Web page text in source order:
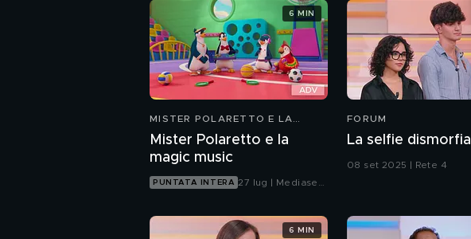
MISTER POLARETTO E LA
Mister Polaretto e la
magic music
PUNTATA INTERA 27 lug | Mediaset
6 MIN
FORUM
La selfie dismorfia
08 set 2025 | Rete 4
6 MIN